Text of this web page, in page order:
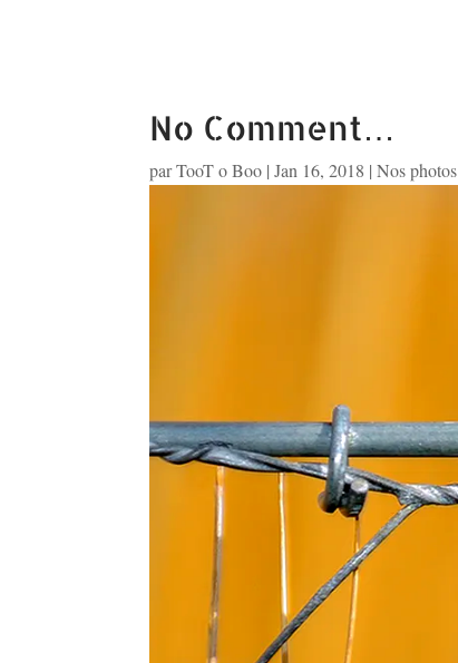
No Comment…
parTooT o Boo |Jan 16, 2018 |Nos photos